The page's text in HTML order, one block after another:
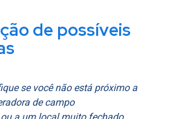
de possíveis
se você não está próximo a
de campo